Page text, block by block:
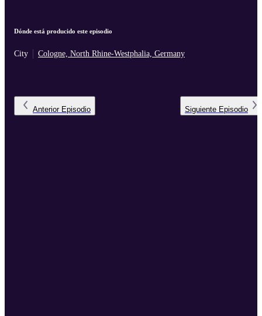
Dónde está producido este episodio
City Cologne, North Rhine-Westphalia, Germany
Anterior Episodio Siguiente Episodio